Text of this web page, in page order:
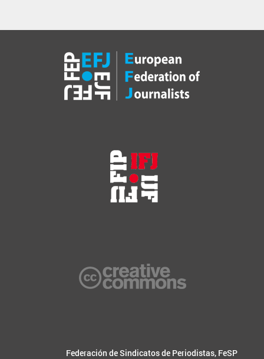
Federación de Sindicatos de Periodistas, FeSP